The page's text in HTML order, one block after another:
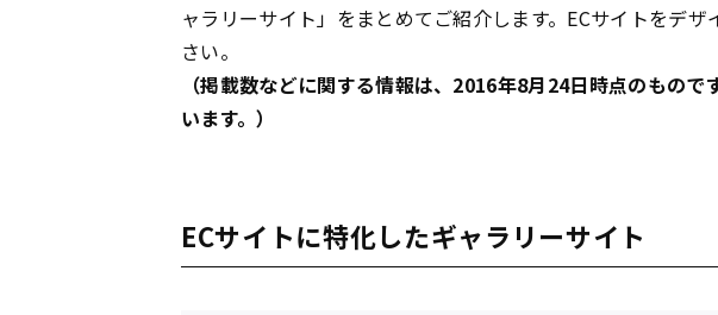
ャラリーサイト」をまとめてご紹介します。ECサイトをデ
さい。
（掲載数などに関する情報は、2016年8月24日時点のもの
います。）
ECサイトに特化したギャラリーサイト